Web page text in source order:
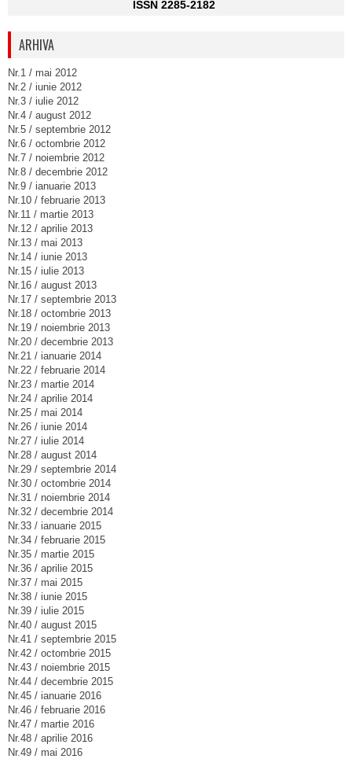
ISSN 2285-2182
ARHIVA
Nr.1 / mai 2012
Nr.2 / iunie 2012
Nr.3 / iulie 2012
Nr.4 / august 2012
Nr.5 / septembrie 2012
Nr.6 / octombrie 2012
Nr.7 / noiembrie 2012
Nr.8 / decembrie 2012
Nr.9 / ianuarie 2013
Nr.10 / februarie 2013
Nr.11 / martie 2013
Nr.12 / aprilie 2013
Nr.13 / mai 2013
Nr.14 / iunie 2013
Nr.15 / iulie 2013
Nr.16 / august 2013
Nr.17 / septembrie 2013
Nr.18 / octombrie 2013
Nr.19 / noiembrie 2013
Nr.20 / decembrie 2013
Nr.21 / ianuarie 2014
Nr.22 / februarie 2014
Nr.23 / martie 2014
Nr.24 / aprilie 2014
Nr.25 / mai 2014
Nr.26 / iunie 2014
Nr.27 / iulie 2014
Nr.28 / august 2014
Nr.29 / septembrie 2014
Nr.30 / octombrie 2014
Nr.31 / noiembrie 2014
Nr.32 / decembrie 2014
Nr.33 / ianuarie 2015
Nr.34 / februarie 2015
Nr.35 / martie 2015
Nr.36 / aprilie 2015
Nr.37 / mai 2015
Nr.38 / iunie 2015
Nr.39 / iulie 2015
Nr.40 / august 2015
Nr.41 / septembrie 2015
Nr.42 / octombrie 2015
Nr.43 / noiembrie 2015
Nr.44 / decembrie 2015
Nr.45 / ianuarie 2016
Nr.46 / februarie 2016
Nr.47 / martie 2016
Nr.48 / aprilie 2016
Nr.49 / mai 2016